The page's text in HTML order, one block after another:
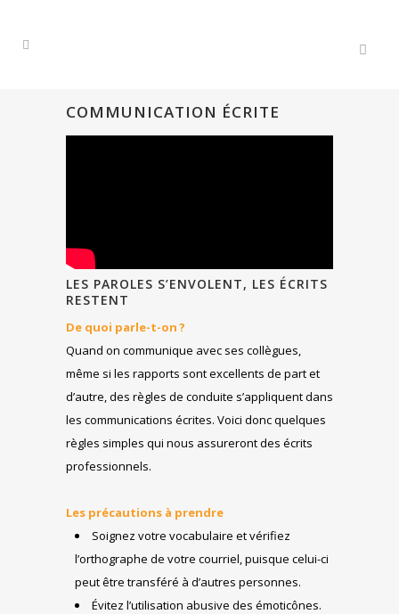
COMMUNICATION ÉCRITE
LES PAROLES S’ENVOLENT, LES ÉCRITS
RESTENT
De quoi parle-t-on ?
Quand on communique avec ses collègues,
même si les rapports sont excellents de part et
d’autre, des règles de conduite s’appliquent dans
les communications écrites. Voici donc quelques
règles simples qui nous assureront des écrits
professionnels.
Les précautions à prendre
Soignez votre vocabulaire et vérifiez
l’orthographe de votre courriel, puisque celui-ci
peut être transféré à d’autres personnes.
Évitez l’utilisation abusive des émoticônes.